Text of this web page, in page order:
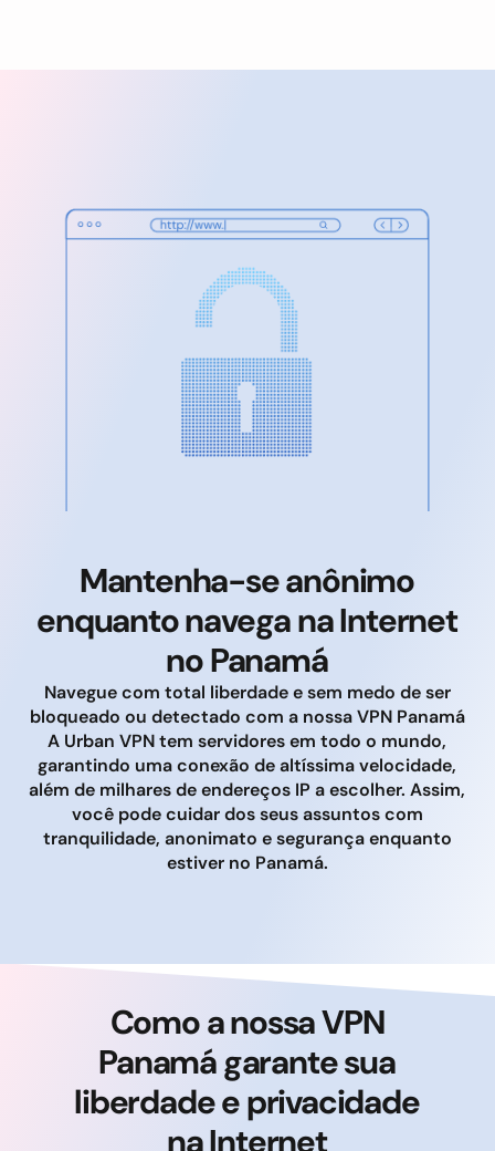
Mantenha-se anônimo
enquanto navega na Internet
no Panamá
Navegue com total liberdade e sem medo de ser
bloqueado ou detectado com a nossa VPN Panamá
A Urban VPN tem servidores em todo o mundo,
garantindo uma conexão de altíssima velocidade,
além de milhares de endereços IP a escolher. Assim,
você pode cuidar dos seus assuntos com
tranquilidade, anonimato e segurança enquanto
estiver no Panamá.
Como a nossa VPN
Panamá garante sua
liberdade e privacidade
na Internet